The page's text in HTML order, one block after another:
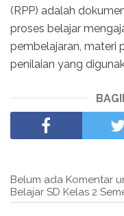
(RPP) adalah
proses belajar
pembelajaran, materi
penilaian yang
Belum ada Komentar
Belajar SD Kelas 2